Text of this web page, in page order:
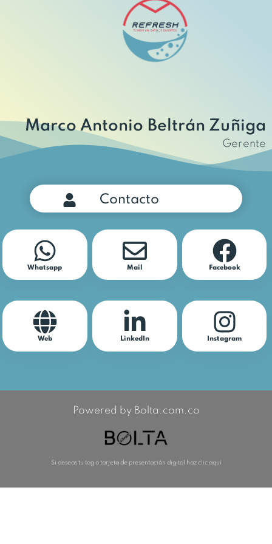
Marco Antonio Beltrán Zuñiga
Gerente
Contacto
Whatsapp Mail Facebook
Web LinkedIn Instagram
Powered by Bolta.com.co
Si deseas tu tag o tarjeta de presentación digital haz clic aquí